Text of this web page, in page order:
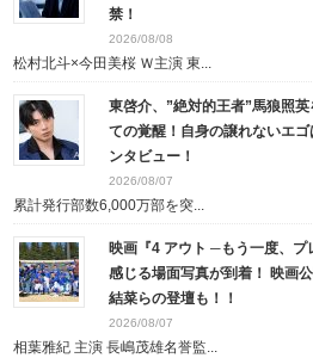
禁！
2026/08/08
松村北斗×今田美桜 Ｗ主演 東...
東啓介、”絶対的王者”馬狼照
ての覚醒！自身の譲れないエ
ンタビュー！
2026/08/07
累計発行部数6,000万部を突...
映画『4 アウト ─もう一度、
感じる場面写真が到着！ 映画
結菜らの登壇も！！
2026/08/07
相葉雅紀 主演 長嶋茂雄名誉監...